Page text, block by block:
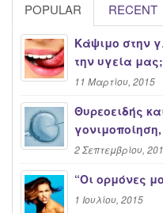
POPULAR RECENT
Κάψιμο στην
την υγεία μας;
11 Μαρτίου, 2015
Θυρεοειδής
2 Σεπτεμβρίου,
“Oι ορμόνες
1 Ιουλίου, 2015